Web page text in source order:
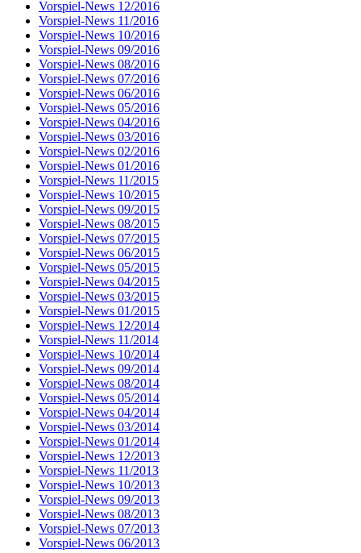
Vorspiel-News 12/2016
Vorspiel-News 11/2016
Vorspiel-News 10/2016
Vorspiel-News 09/2016
Vorspiel-News 08/2016
Vorspiel-News 07/2016
Vorspiel-News 06/2016
Vorspiel-News 05/2016
Vorspiel-News 04/2016
Vorspiel-News 03/2016
Vorspiel-News 02/2016
Vorspiel-News 01/2016
Vorspiel-News 11/2015
Vorspiel-News 10/2015
Vorspiel-News 09/2015
Vorspiel-News 08/2015
Vorspiel-News 07/2015
Vorspiel-News 06/2015
Vorspiel-News 05/2015
Vorspiel-News 04/2015
Vorspiel-News 03/2015
Vorspiel-News 01/2015
Vorspiel-News 12/2014
Vorspiel-News 11/2014
Vorspiel-News 10/2014
Vorspiel-News 09/2014
Vorspiel-News 08/2014
Vorspiel-News 05/2014
Vorspiel-News 04/2014
Vorspiel-News 03/2014
Vorspiel-News 01/2014
Vorspiel-News 12/2013
Vorspiel-News 11/2013
Vorspiel-News 10/2013
Vorspiel-News 09/2013
Vorspiel-News 08/2013
Vorspiel-News 07/2013
Vorspiel-News 06/2013